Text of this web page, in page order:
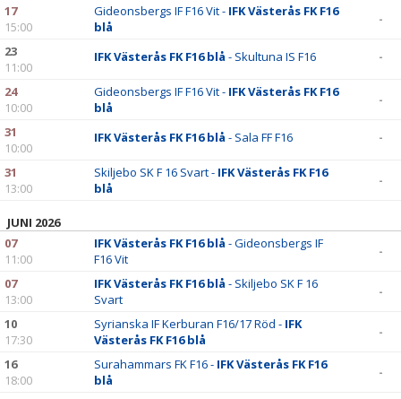
17
15:00
Gideonsbergs IF F16 Vit - IFK Västerås FK F16
blå
-
23
11:00
IFK Västerås FK F16 blå - Skultuna IS F16 -
24
10:00
Gideonsbergs IF F16 Vit - IFK Västerås FK F16
blå
-
31
10:00
IFK Västerås FK F16 blå - Sala FF F16 -
31
13:00
Skiljebo SK F 16 Svart - IFK Västerås FK F16
blå
-
JUNI 2026
07
11:00
IFK Västerås FK F16 blå - Gideonsbergs IF
F16 Vit
-
07
13:00
IFK Västerås FK F16 blå - Skiljebo SK F 16
Svart
-
10
17:30
Syrianska IF Kerburan F16/17 Röd - IFK
Västerås FK F16 blå
-
16
18:00
Surahammars FK F16 - IFK Västerås FK F16
blå
-